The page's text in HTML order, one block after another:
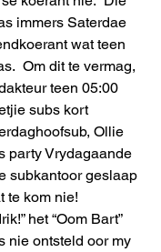
immers Saterdae
wat teen
Om dit te vermag,
teen 05:00
subs kort
Ollie
party Vrydagaande
subkantoor geslaap
te kom nie!
het “Oom Bart”
nie ontsteld oor my